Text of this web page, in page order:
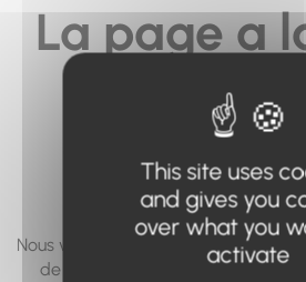
La page a
vous
accéder
pas... ou
Nous vous invitons à utiliser le
de page, ou à utiliser le menu
This site uses
and gives you
over what you
activate